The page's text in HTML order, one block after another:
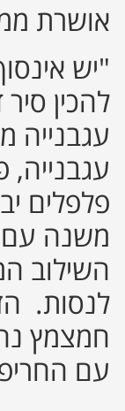
אושרת
"יש
להכין
עגבנייה
פלפלים
משנה עם
השילוב
לנסות.
חמצמץ
עם